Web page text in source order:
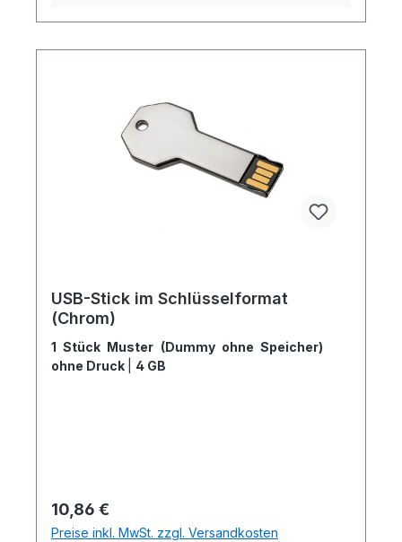
USB-Stick im Schlüsselformat
(Chrom)
1 Stück Muster (Dummy ohne Speicher)
ohne Druck
4 GB
Regulärer Preis:
10,86 €
Preise inkl. MwSt. zzgl. Versandkosten